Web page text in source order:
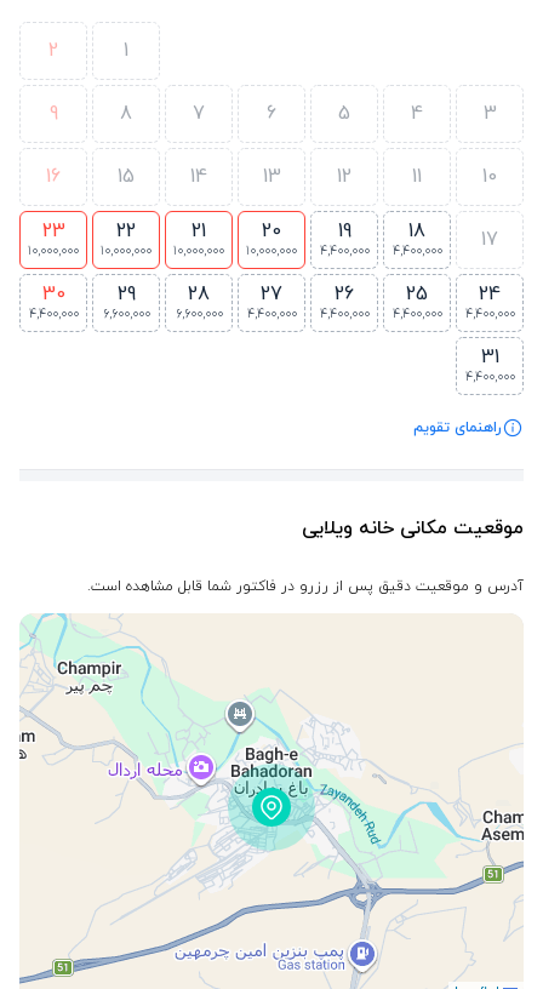
1
2
3
4
5
6
7
8
9
10
11
12
13
14
15
16
17
18
4,400,000
19
4,400,000
20
10,000,000
21
10,000,000
22
10,000,000
23
10,000,000
24
4,400,000
25
4,400,000
26
4,400,000
27
4,400,000
28
6,600,000
29
6,600,000
30
4,400,000
31
4,400,000
راهنمای تقویم
موقعیت مکانی خانه ویلایی
آدرس و موقعیت دقیق پس از رزرو در فاکتور شما قابل مشاهده است.